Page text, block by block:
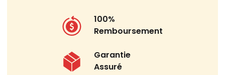
100%
Remboursement
Garantie
Assuré